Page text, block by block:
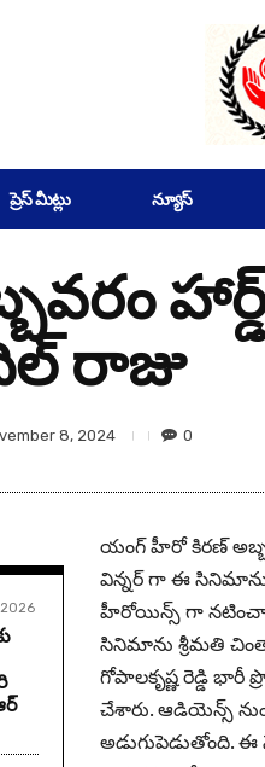
ప్రెస్ మీట్లు న్యూస్
రాజు
8, 2024 0
యంగ్ హీరో కిరణ్
విన్నర్ గా ఈ సినిమాను
హీరోయిన్స్ గా
సినిమాను శ్రీమతి
గోపాలకృష్ణ రెడ్డి భారీ
చేశారు. ఆడియెన్స్
అడుగుపెడుతోంది.